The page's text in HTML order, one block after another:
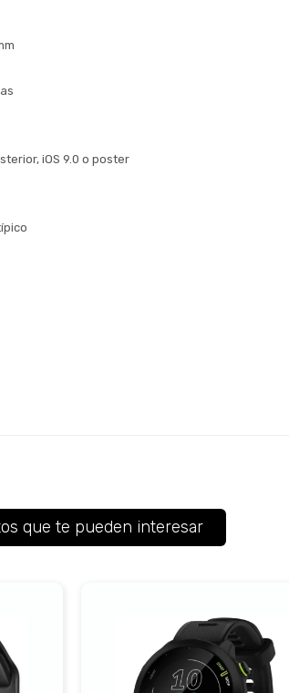
iOS 9.0 o poster
que te pueden interesar